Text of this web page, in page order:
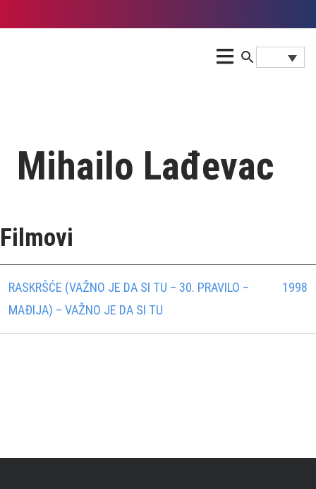
Mihailo Lađevac
Filmovi
RASKRŠĆE (VAŽNO JE DA SI TU – 30. PRAVILO –
MAÐIJA) – VAŽNO JE DA SI TU
1998